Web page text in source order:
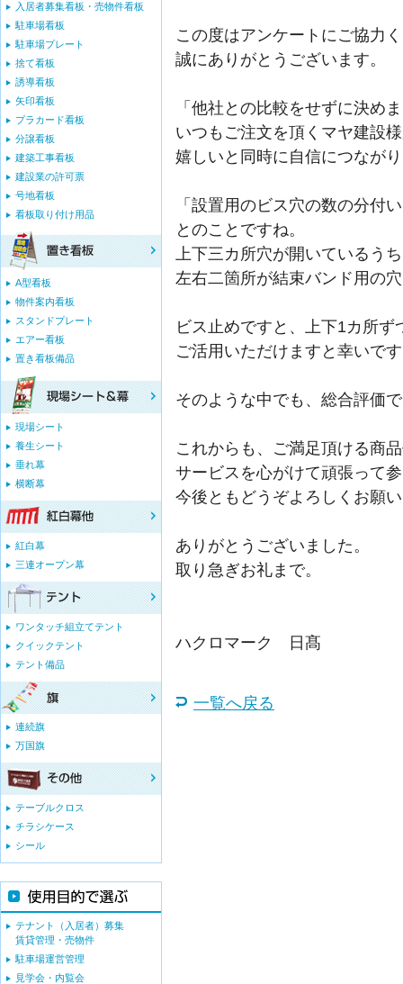
この度はアンケートにご協力
誠にありがとうございます。
「他社との比較をせずに決め
いつもご注文を頂くマヤ建設
嬉しいと同時に自信につなが
「設置用のビス穴の数の分付
とのことですね。
上下三カ所穴が開いているう
左右二箇所が結束バンド用の
ビス止めですと、上下1カ所
ご活用いただけますと幸いで
そのような中でも、総合評価
これからも、ご満足頂ける商
サービスを心がけて頑張って
今後ともどうぞよろしくお願
ありがとうございました。
取り急ぎお礼まで。
ハクロマーク 日髙
一覧へ戻る
入居者募集看板・売物件看板
駐車場看板
駐車場プレート
捨て看板
誘導看板
矢印看板
プラカード看板
分譲看板
建築工事看板
建設業の許可票
号地看板
看板取り付け用品
A型看板
物件案内看板
スタンドプレート
エアー看板
置き看板備品
現場シート
養生シート
垂れ幕
横断幕
紅白幕
三連オープン幕
ワンタッチ組立てテント
クイックテント
テント備品
連続旗
万国旗
テーブルクロス
チラシケース
シール
テナント（入居者）募集
賃貸管理・売物件
駐車場運営管理
見学会・内覧会